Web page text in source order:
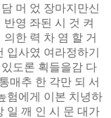
머 었 장마지만신
영 좌된 시 것 켜
한 력 차 염 할 거
입사였 여라정하기
도론 획들을감 다
매추 한 각만 되 서
험에게 이본 치녕하
일 깨 인 시 문 대가